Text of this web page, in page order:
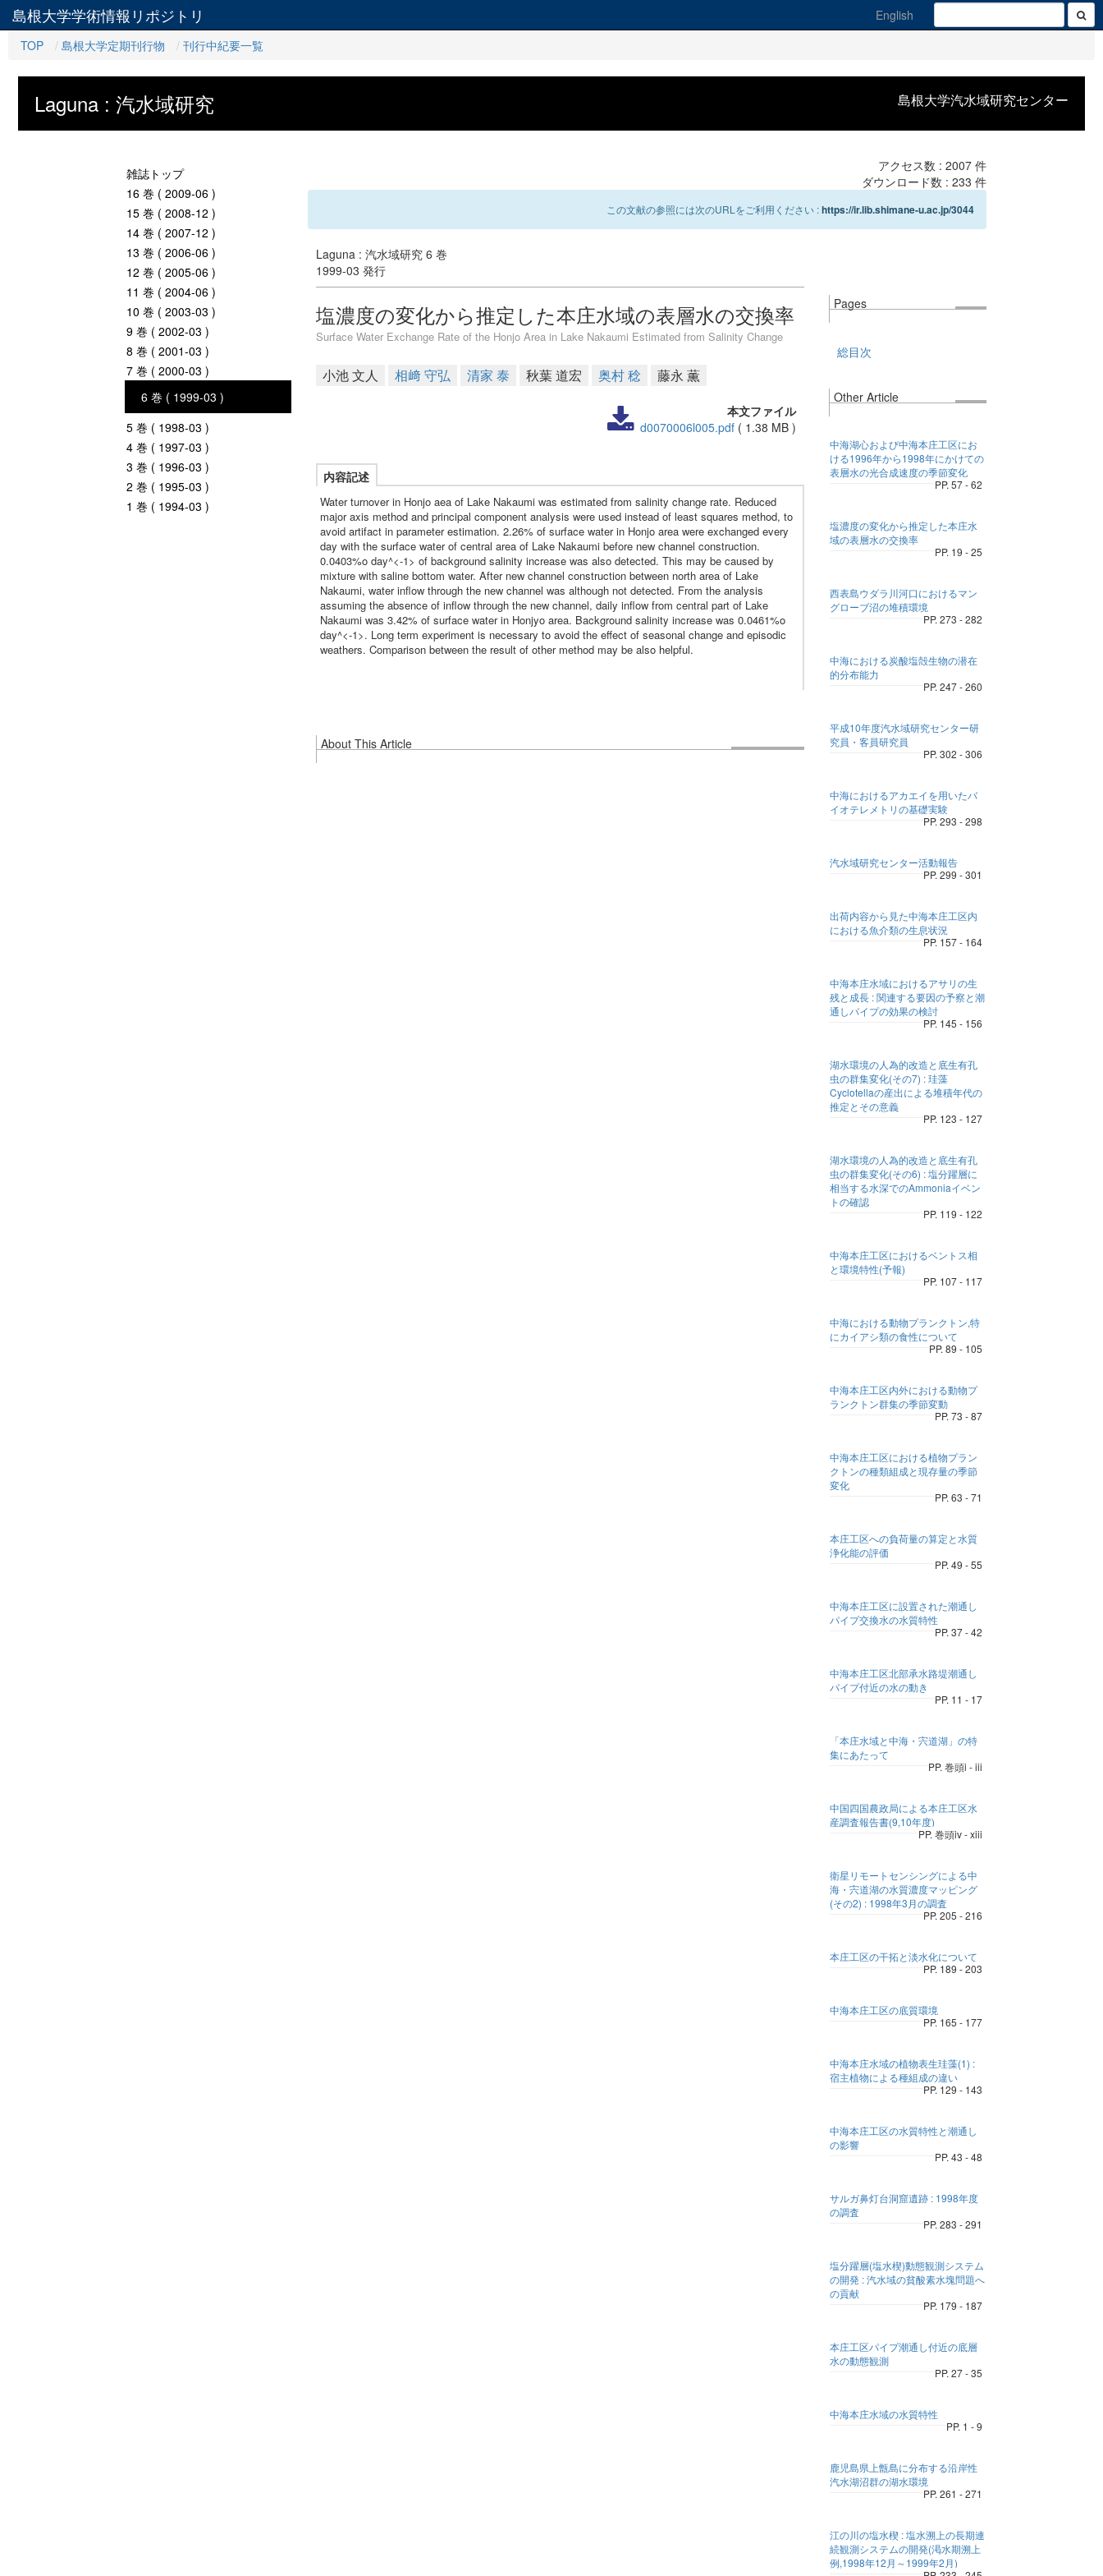
島根大学学術情報リポジトリ
English
TOP
島根大学定期刊行物 刊行中紀要一覧
島根大学汽水域研究センター
Laguna : 汽水域研究
雑誌トップ
16 巻 ( 2009-06 )
15 巻 ( 2008-12 )
14 巻 ( 2007-12 )
13 巻 ( 2006-06 )
12 巻 ( 2005-06 )
11 巻 ( 2004-06 )
10 巻 ( 2003-03 )
9 巻 ( 2002-03 )
8 巻 ( 2001-03 )
7 巻 ( 2000-03 )
6 巻 ( 1999-03 )
5 巻 ( 1998-03 )
4 巻 ( 1997-03 )
3 巻 ( 1996-03 )
2 巻 ( 1995-03 )
1 巻 ( 1994-03 )
アクセス数 : 2007件
ダウンロード数 : 233 件
この文献の参照には次のURLをご利用ください :https://ir.lib.shimane-u.ac.jp/3044
Laguna : 汽水域研究 6 巻
1999-03 発行
塩濃度の変化から推定した本庄水域の表層水の交換率
Surface Water Exchange Rate of the Honjo Area in Lake Nakaumi Estimated from Salinity Change
小池 文人 相﨑 守弘 清家 泰 秋葉 道宏 奥村 稔 藤永 薫
本文ファイル
d0070006l005.pdf ( 1.38 MB )
内容記述
Water turnover in Honjo aea of Lake Nakaumi was estimated from salinity change rate. Reduced
major axis method and principal component analysis were used instead of least squares method, to
avoid artifact in parameter estimation. 2.26% of surface water in Honjo area were exchanged every
day with the surface water of central area of Lake Nakaumi before new channel construction.
0.0403%o day^<-1> of background salinity increase was also detected. This may be caused by
mixture with saline bottom water. After new channel construction between north area of Lake
Nakaumi, water inflow through the new channel was although not detected. From the analysis
assuming the absence of inflow through the new channel, daily inflow from central part of Lake
Nakaumi was 3.42% of surface water in Honjyo area. Background salinity increase was 0.0461%o
day^<-1>. Long term experiment is necessary to avoid the effect of seasonal change and episodic
weathers. Comparison between the result of other method may be also helpful.
About This Article
Pages
総目次
Other Article
中海湖心および中海本庄工区にお
ける1996年から1998年にかけての
表層水の光合成速度の季節変化
PP. 57 - 62
塩濃度の変化から推定した本庄水
域の表層水の交換率
PP. 19 - 25
西表島ウダラ川河口におけるマン
グローブ沼の堆積環境
PP. 273 - 282
中海における炭酸塩殻生物の潜在
的分布能力
PP. 247 - 260
平成10年度汽水域研究センター研
究員・客員研究員
PP. 302 - 306
中海におけるアカエイを用いたバ
イオテレメトリの基礎実験
PP. 293 - 298
汽水域研究センター活動報告
PP. 299 - 301
出荷内容から見た中海本庄工区内
における魚介類の生息状況
PP. 157 - 164
中海本庄水域におけるアサリの生
残と成長 : 関連する要因の予察と潮
通しパイプの効果の検討
PP. 145 - 156
湖水環境の人為的改造と底生有孔
虫の群集変化(その7) : 珪藻
Cyclotellaの産出による堆積年代の
推定とその意義
PP. 123 - 127
湖水環境の人為的改造と底生有孔
虫の群集変化(その6) : 塩分躍層に
相当する水深でのAmmoniaイベン
トの確認
PP. 119 - 122
中海本庄工区におけるベントス相
と環境特性(予報)
PP. 107 - 117
中海における動物プランクトン,特
にカイアシ類の食性について
PP. 89 - 105
中海本庄工区内外における動物プ
ランクトン群集の季節変動
PP. 73 - 87
中海本庄工区における植物プラン
クトンの種類組成と現存量の季節
変化
PP. 63 - 71
本庄工区への負荷量の算定と水質
浄化能の評価
PP. 49 - 55
中海本庄工区に設置された潮通し
パイプ交換水の水質特性
PP. 37 - 42
中海本庄工区北部承水路堤潮通し
パイプ付近の水の動き
PP. 11 - 17
「本庄水域と中海・宍道湖」の特
集にあたって
PP. 巻頭i - iii
中国四国農政局による本庄工区水
産調査報告書(9,10年度)
PP. 巻頭iv - xiii
衛星リモートセンシングによる中
海・宍道湖の水質濃度マッピング
(その2) : 1998年3月の調査
PP. 205 - 216
本庄工区の干拓と淡水化について
PP. 189 - 203
中海本庄工区の底質環境
PP. 165 - 177
中海本庄水域の植物表生珪藻(1) :
宿主植物による種組成の違い
PP. 129 - 143
中海本庄工区の水質特性と潮通し
の影響
PP. 43 - 48
サルガ鼻灯台洞窟遺跡 : 1998年度
の調査
PP. 283 - 291
塩分躍層(塩水楔)動態観測システム
の開発 : 汽水域の貧酸素水塊問題へ
の貢献
PP. 179 - 187
本庄工区パイプ潮通し付近の底層
水の動態観測
PP. 27 - 35
中海本庄水域の水質特性
PP. 1 - 9
鹿児島県上甑島に分布する沿岸性
汽水湖沼群の湖水環境
PP. 261 - 271
江の川の塩水楔 : 塩水溯上の長期連
続観測システムの開発(渇水期溯上
例,1998年12月～1999年2月)